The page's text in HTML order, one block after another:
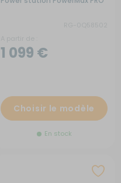
1 099 €
Choisir le modèle
En stock